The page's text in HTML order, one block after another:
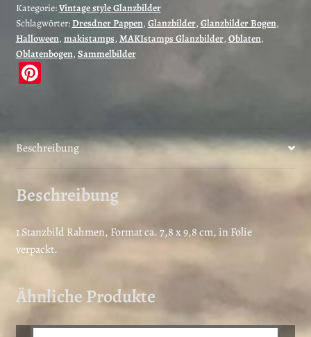
Kategorie:Vintage style Glanzbilder
Schlagwörter:Dresdner Pappen, Glanzbilder, Glanzbilder Bogen,
Halloween, makistamps, MAKIstamps Glanzbilder, Oblaten,
Oblatenbogen, Sammelbilder
Pi
es
t
Beschreibung
Beschreibung
1 Stanzbild Rahmen, Format ca. 7,8 x 9,8 cm, in Folie
verpackt.
Ähnliche Produkte